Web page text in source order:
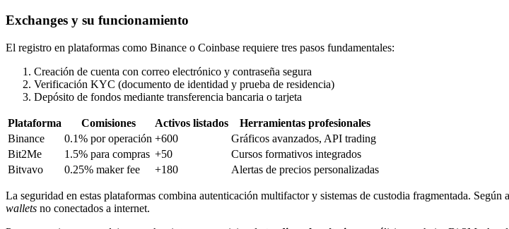
Exchanges y su funcionamiento
El registro en plataformas como Binance o Coinbase requiere tres pasos fundamentales:
Creación de cuenta con correo electrónico y contraseña segura
Verificación KYC (documento de identidad y prueba de residencia)
Depósito de fondos mediante transferencia bancaria o tarjeta
Plataforma Comisiones Activos listados
Herramientas profesionales
Binance
0.1% por operación +600
Gráficos avanzados, API trading
Bit2Me
1.5% para compras +50
Cursos formativos integrados
Bitvavo
0.25% maker fee +180 Alertas de precios personalizadas
La seguridad en estas plataformas combina autenticación multifactor y sistemas de custodia fragmentada.
wallets no conectados a internet.